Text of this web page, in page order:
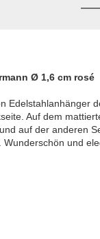
Ø 1,6 cm rosé
Edelstahlanhänger
Auf dem
auf der anderen
und